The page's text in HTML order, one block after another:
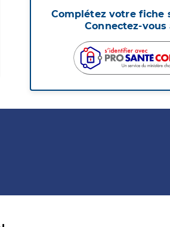
Complétez votre fiche
Connectez-vous